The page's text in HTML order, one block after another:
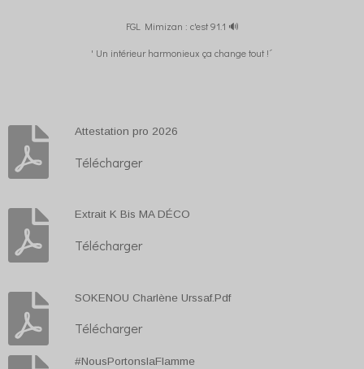
FGL Mimizan : c'est 91.1 🔊
' Un intérieur harmonieux ça change tout !´
Attestation pro 2026
Télécharger
Extrait K Bis MA DÉCO
Télécharger
SOKENOU Charlène Urssaf.Pdf
Télécharger
#NousPortonslaFlamme